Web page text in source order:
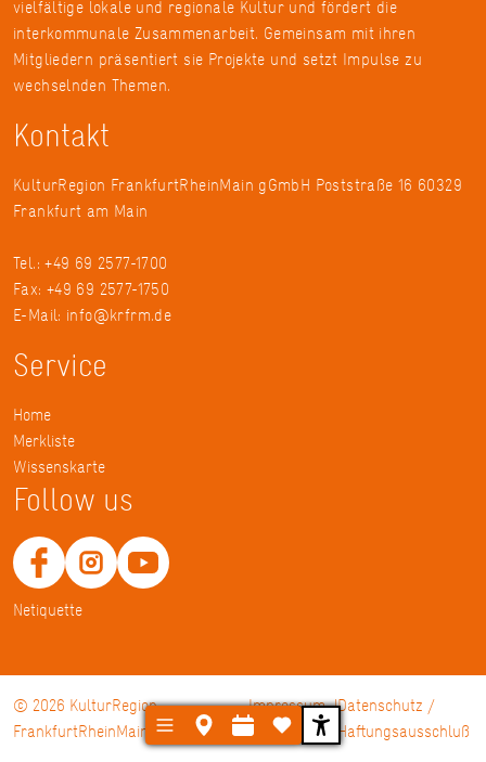
vielfältige lokale und regionale Kultur und fördert die
interkommunale Zusammenarbeit. Gemeinsam mit ihren
Mitgliedern präsentiert sie Projekte und setzt Impulse zu
wechselnden Themen.
Kontakt
KulturRegion FrankfurtRheinMain gGmbH Poststraße 16 60329
Frankfurt am Main
Tel.: +49 69 2577-1700
Fax: +49 69 2577-1750
E-Mail: info@krfrm.de
Service
Home
Merkliste
Wissenskarte
Follow us
Netiquette
© 2026 KulturRegion
FrankfurtRheinMain gGmbH
Impressum Datenschutz /
Haftungsausschluß